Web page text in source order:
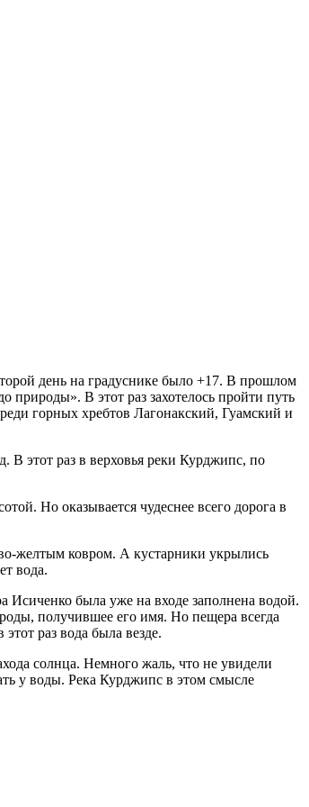
день на градуснике было +17. В прошлом
В этот раз захотелось пройти путь
горных хребтов Лагонакский, Гуамский и
В этот раз в верховья реки Курджипс, по
Но оказывается чудеснее всего дорога в
желтым ковром. А кустарники укрылись
вода.
Исиченко была уже на входе заполнена водой.
получившее его имя. Но пещера всегда
раз вода была везде.
солнца. Немного жаль, что не увидели
у воды. Река Курджипс в этом смысле